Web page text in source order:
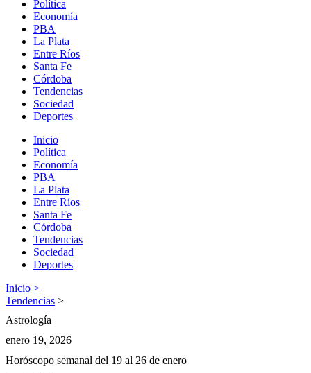
Política
Economía
PBA
La Plata
Entre Ríos
Santa Fe
Córdoba
Tendencias
Sociedad
Deportes
Inicio
Política
Economía
PBA
La Plata
Entre Ríos
Santa Fe
Córdoba
Tendencias
Sociedad
Deportes
Inicio >
Tendencias >
Astrología
enero 19, 2026
Horóscopo semanal del 19 al 26 de enero